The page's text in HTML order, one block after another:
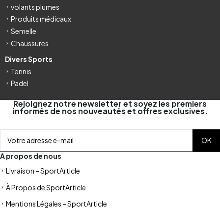
volants plumes
Produits médicaux
Semelle
Chaussures
Divers Sports
Tennis
Padel
Rejoignez notre newsletter et soyez les premiers
informés de nos nouveautés et offres exclusives.
A propos de nous
Livraison – SportArticle
À Propos de SportArticle
Mentions Légales – SportArticle